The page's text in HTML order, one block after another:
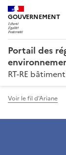
GOUVERNEMENT
Portail des
RT-RE bâtiment
Voir le fil d'Ariane